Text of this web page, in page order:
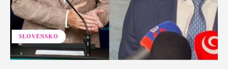
SLOVENSKO